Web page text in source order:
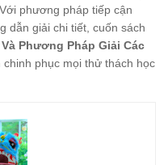
phương pháp tiếp cận
dẫn giải chi tiết, cuốn sách
Phương Pháp Giải Các
chinh phục mọi thử thách học